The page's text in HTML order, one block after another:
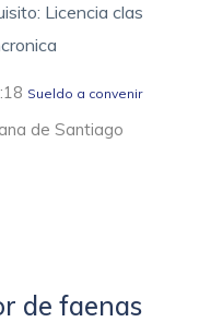
Licencia clas
Sueldo a convenir
de Santiago
de faenas